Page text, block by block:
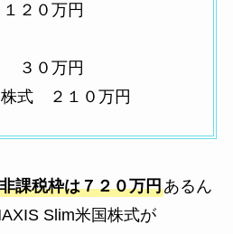
２０万円
０万円
式 ２１０万円
課税枠は７２０万円あるん
Slim米国株式が